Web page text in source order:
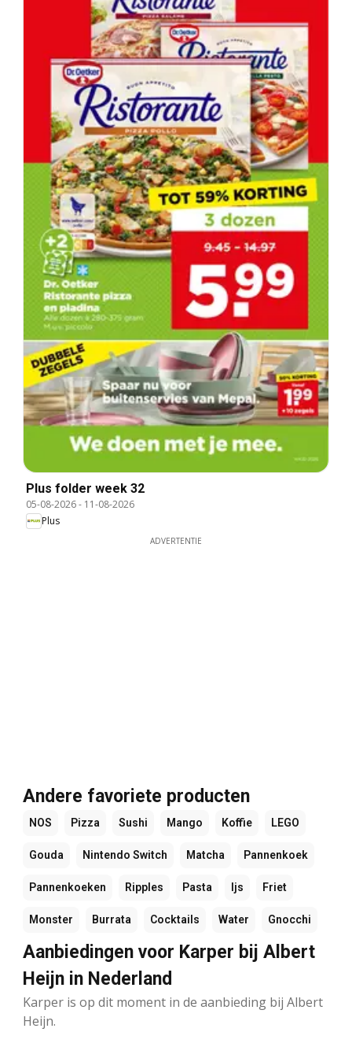
Plus folder week 32
05-08-2026- 11-08-2026
Plus
ADVERTENTIE
Andere favoriete producten
NOS Pizza Sushi Mango Koffie LEGO
Gouda Nintendo Switch Matcha Pannenkoek
Pannenkoeken Ripples Pasta Ijs Friet
Monster Burrata Cocktails Water Gnocchi
Aanbiedingen voor Karper bij Albert
Heijn in Nederland
Karper is op dit moment in de aanbieding bij Albert
Heijn.